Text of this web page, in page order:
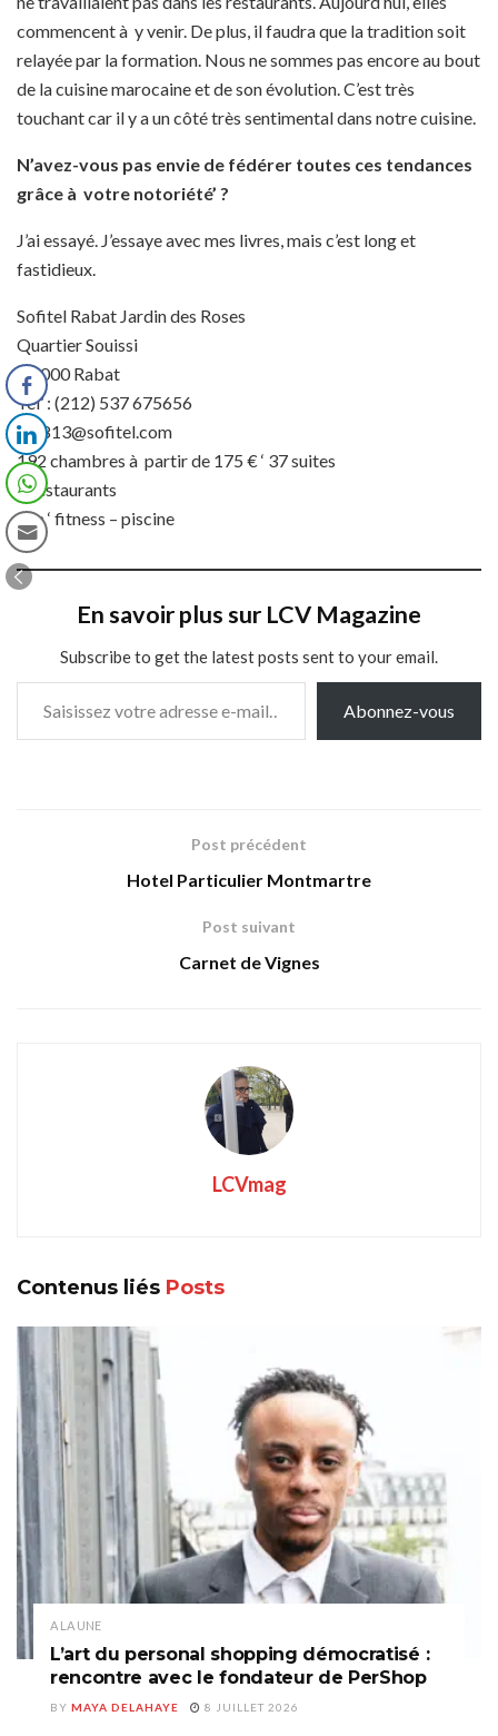
commencent à y venir. De plus, il faudra que la tradition soit
relayée par la formation. Nous ne sommes pas encore au bout
de la cuisine marocaine et de son évolution. C’est très
touchant car il y a un côté très sentimental dans notre cuisine.
N’avez-vous pas envie de fédérer toutes ces tendances
grâce à votre notoriété’ ?
J’ai essayé. J’essaye avec mes livres, mais c’est long et
fastidieux.
Sofitel Rabat Jardin des Roses
Quartier Souissi
10 000 Rabat
Tél’ : (212) 537 675656
H6813@sofitel.com
192 chambres à partir de 175 € ‘ 37 suites
3 restaurants
Spa ‘ fitness – piscine
En savoir plus sur LCV Magazine
Subscribe to get the latest posts sent to your email.
Saisissez votre adresse e-mail…
Abonnez-vous
Post précédent
Hotel Particulier Montmartre
Post suivant
Carnet de Vignes
LCVmag
Contenus liés Posts
A LA UNE
L’art du personal shopping démocratisé :
rencontre avec le fondateur de PerShop
BY MAYA DELAHAYE 8 JUILLET 2026